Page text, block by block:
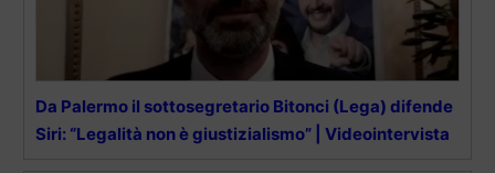
Da Palermo il sottosegretario Bitonci (Lega) difende
Siri: “Legalità non è giustizialismo” | Videointervista